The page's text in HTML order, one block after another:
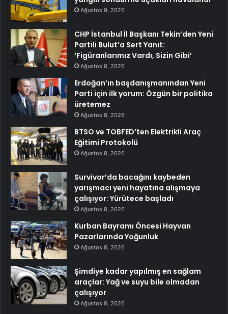
Ağustos 9, 2026
CHP İstanbul İl Başkanı Tekin’den Yeni
Partili Bulut’a Sert Yanıt:
‘Figüranlarımız Vardı, Sizin Gibi’
Ağustos 8, 2026
Erdoğan’ın başdanışmanından Yeni
Parti için ilk yorum: Özgün bir politika
üretemez
Ağustos 8, 2026
BTSO ve TOBFED’ten Elektrikli Araç
Eğitimi Protokolü
Ağustos 8, 2026
Survivor’da bacağını kaybeden
yarışmacı yeni hayatına alışmaya
çalışıyor: Yürütece başladı
Ağustos 8, 2026
Kurban Bayramı Öncesi Hayvan
Pazarlarında Yoğunluk
Ağustos 8, 2026
Şimdiye kadar yapılmış en sağlam
araçlar: Yağ ve suyu bile olmadan
çalışıyor
Ağustos 8, 2026